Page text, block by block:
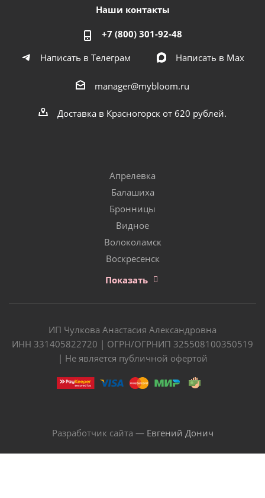
Наши контакты
+7 (800) 301-92-48
Написать в Телеграм
Написать в Мах
manager@mybloom.ru
Доставка в Красногорск от 620 рублей.
Апрелевка
Балашиха
Бронницы
Видное
Волоколамск
Воскресенск
Показать
ИП Чулкова Анастасия Александровна
ИНН 331405822720 | ОГРН/ОГРНИП 325508100350519
| Не является публичной офертой
Разработчик сайта — Евгений Донич